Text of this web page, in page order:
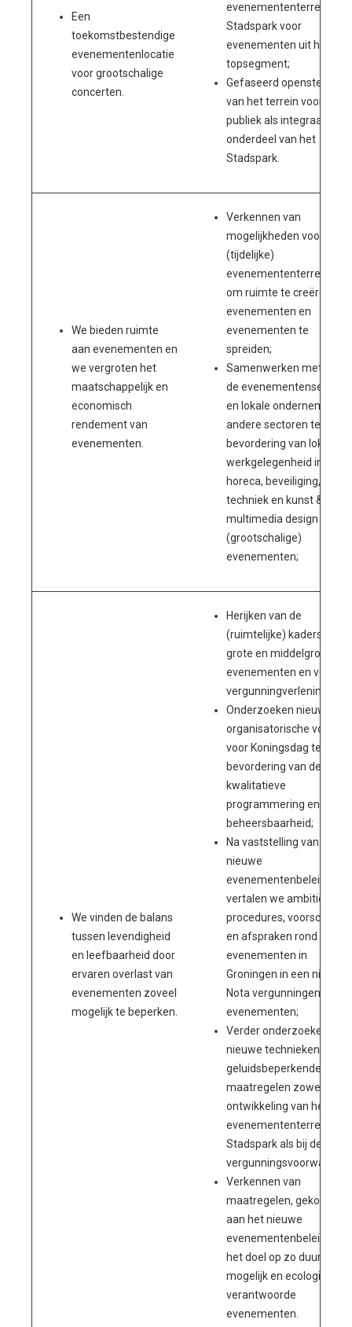
Een
toekomstbestendige
evenementenlocatie
voor grootschalige
concerten.
evenemententerrein
Stadspark voor
evenementen uit het
topsegment;
Gefaseerd openstellen
van het terrein voor het
publiek als integraal
onderdeel van het
Stadspark.
We bieden ruimte
aan evenementen en
we vergroten het
maatschappelijk en
economisch
rendement van
evenementen.
Verkennen van
mogelijkheden voor
(tijdelijke)
evenemententerreinen
om ruimte te creëren
evenementen en
evenementen te
spreiden;
Samenwerken met
de evenementensector
en lokale ondernemers
andere sectoren ter
bevordering van lokale
werkgelegenheid in
horeca, beveiliging,
techniek en kunst &
multimedia design bij
(grootschalige)
evenementen;
We vinden de balans
tussen levendigheid
en leefbaarheid door
ervaren overlast van
evenementen zoveel
mogelijk te beperken.
Herijken van de
(ruimtelijke) kaders voor
grote en middelgrote
evenementen en voor de
vergunningverlening;
Onderzoeken nieuwe
organisatorische vorm
voor Koningsdag ter
bevordering van de
kwalitatieve
programmering en
beheersbaarheid;
Na vaststelling van het
nieuwe
evenementenbeleid
vertalen we ambities
procedures,
en afspraken rond
evenementen in
Groningen in een nieuwe
Nota vergunningen
evenementen;
Verder onderzoeken van
nieuwe technieken en
geluidsbeperkende
maatregelen zowel in de
ontwikkeling van het
evenemententerrein
Stadspark als bij de
Verkennen van
maatregelen, gekoppeld
aan het nieuwe
evenementenbeleid, met
het doel op zo duurzaam
mogelijk en ecologisch
verantwoorde
evenementen.